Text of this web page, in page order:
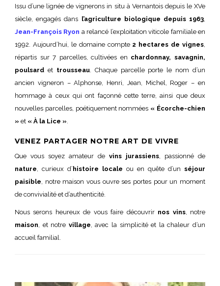
Issu d’une lignée de vignerons in situ à Vernantois depuis le XVe
siècle, engagés dans l’agriculture biologique depuis 1963,
Jean-François Ryon a relancé l’exploitation viticole familiale en
1992. Aujourd’hui, le domaine compte 2 hectares de vignes,
répartis sur 7 parcelles, cultivées en chardonnay, savagnin,
poulsard et trousseau. Chaque parcelle porte le nom d’un
ancien vigneron – Alphonse, Henri, Jean, Michel, Roger – en
hommage à ceux qui ont façonné cette terre, ainsi que deux
nouvelles parcelles, poétiquement nommées « Écorche-chien
» et « À la Lice ».
VENEZ PARTAGER NOTRE ART DE VIVRE
Que vous soyez amateur de vins jurassiens, passionné de
nature, curieux d’ histoire locale ou en quête d’un séjour
paisible, notre maison vous ouvre ses portes pour un moment
de convivialité et d’authenticité.
Nous serons heureux de vous faire découvrir nos vins, notre
maison, et notre village, avec la simplicité et la chaleur d’un
accueil familial.